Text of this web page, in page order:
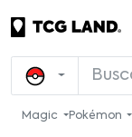
Magic Pokémon